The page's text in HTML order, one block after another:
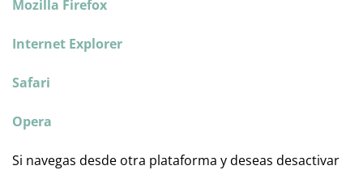
Mozilla Firefox
Internet Explorer
Safari
Opera
Si navegas desde otra plataforma y deseas desactivar